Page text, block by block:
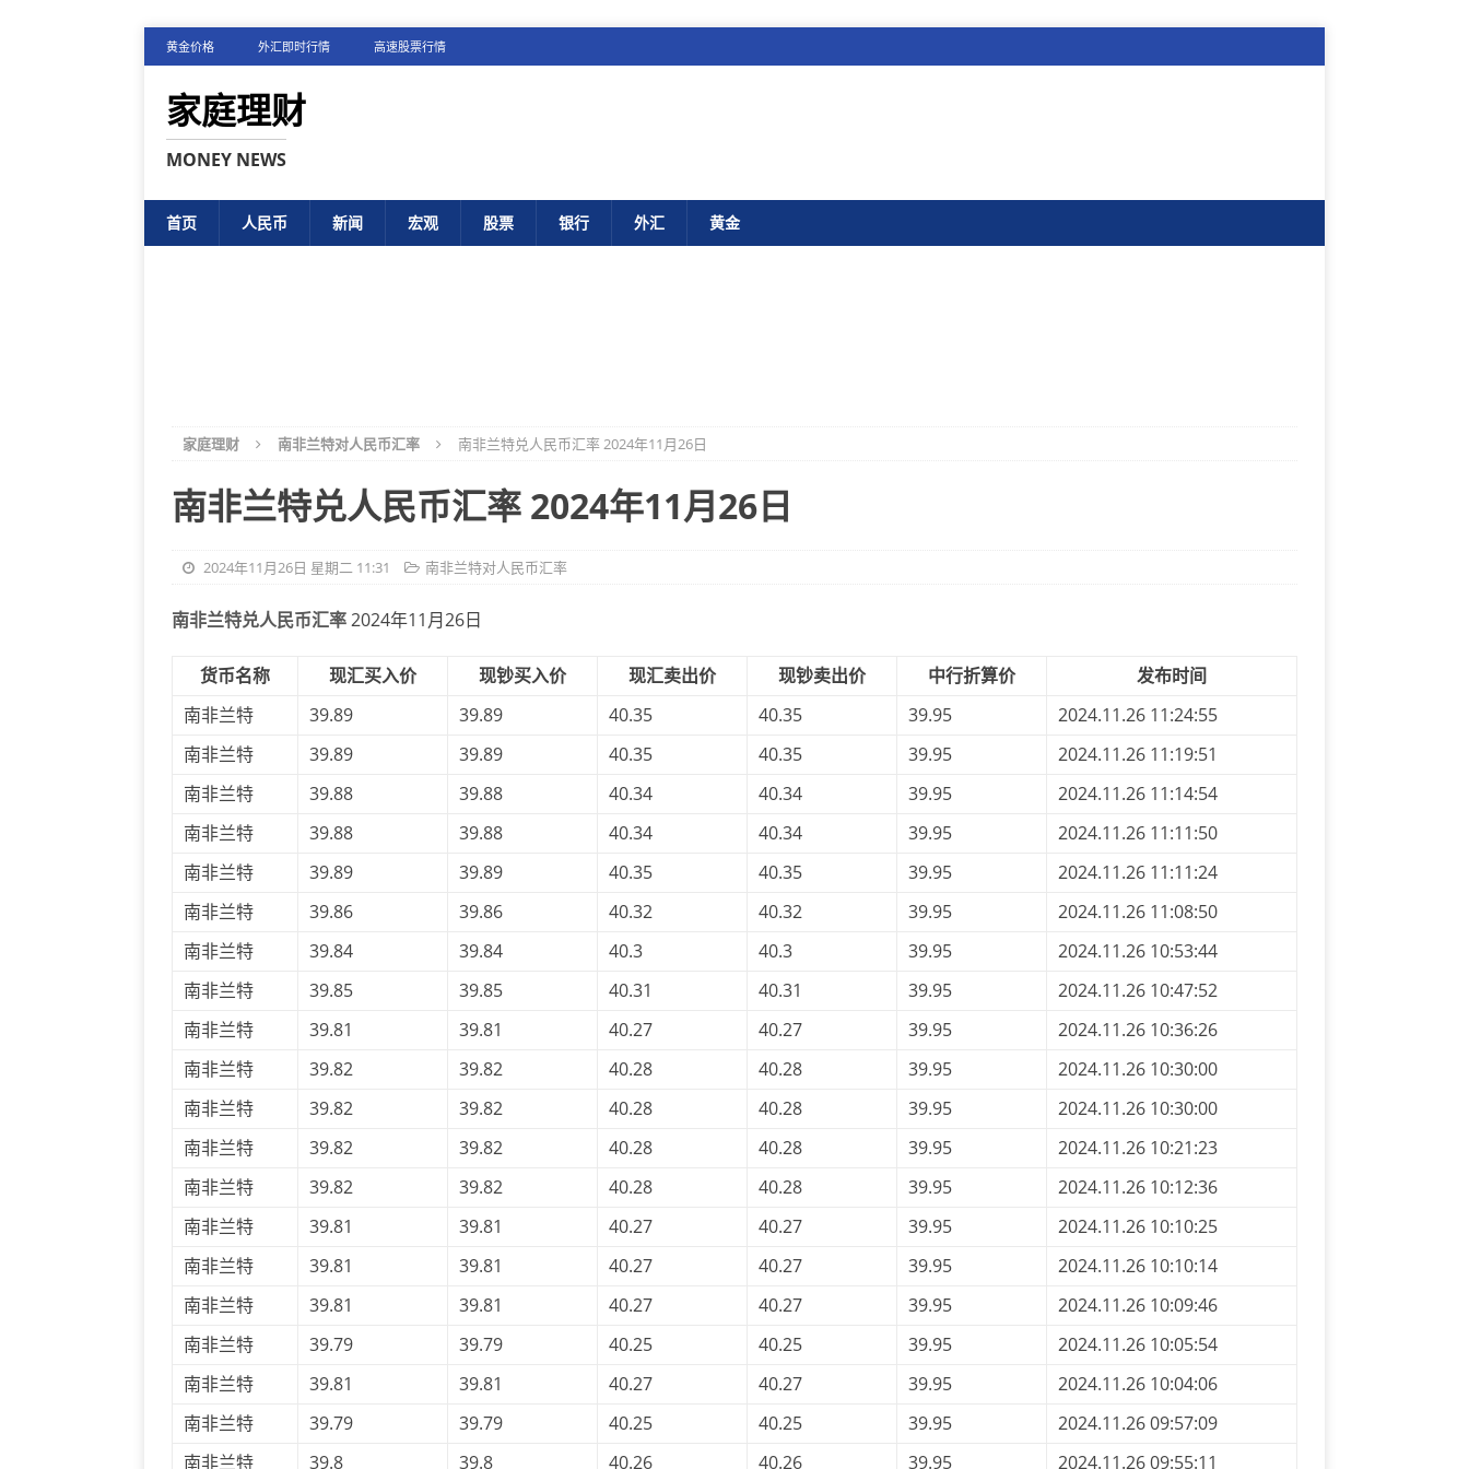
黄金价格 外汇即时行情 高速股票行情
家庭理财
MONEY NEWS
首页 人民币 新闻 宏观 股票 银行 外汇 黄金
家庭理财 南非兰特对人民币汇率 南非兰特兑人民币汇率 2024年11月26日
南非兰特兑人民币汇率 2024年11月26日
2024年11月26日 星期二 11:31 南非兰特对人民币汇率
南非兰特兑人民币汇率2024年11月26日
货币名称 现汇买入价 现钞买入价 现汇卖出价 现钞卖出价 中行折算价
发布时间
南非兰特
39.89 39.89 40.35 40.35 39.95
2024.11.26 11:24:55
南非兰特
39.89 39.89 40.35 40.35 39.95
2024.11.26 11:19:51
南非兰特
39.88 39.88 40.34 40.34 39.95
2024.11.26 11:14:54
南非兰特
39.88 39.88 40.34 40.34 39.95
2024.11.26 11:11:50
南非兰特
39.89 39.89 40.35 40.35 39.95
2024.11.26 11:11:24
南非兰特
39.86 39.86 40.32 40.32 39.95
2024.11.26 11:08:50
南非兰特
39.84 39.84 40.3 40.3 39.95
2024.11.26 10:53:44
南非兰特
39.85 39.85 40.31 40.31 39.95
2024.11.26 10:47:52
南非兰特
39.81 39.81 40.27 40.27 39.95
2024.11.26 10:36:26
南非兰特
39.82 39.82 40.28 40.28 39.95
2024.11.26 10:30:00
南非兰特
39.82 39.82 40.28 40.28 39.95
2024.11.26 10:30:00
南非兰特
39.82 39.82 40.28 40.28 39.95
2024.11.26 10:21:23
南非兰特
39.82 39.82 40.28 40.28 39.95
2024.11.26 10:12:36
南非兰特
39.81 39.81 40.27 40.27 39.95
2024.11.26 10:10:25
南非兰特
39.81 39.81 40.27 40.27 39.95
2024.11.26 10:10:14
南非兰特
39.81 39.81 40.27 40.27 39.95
2024.11.26 10:09:46
南非兰特
39.79 39.79 40.25 40.25 39.95
2024.11.26 10:05:54
南非兰特
39.81 39.81 40.27 40.27 39.95
2024.11.26 10:04:06
南非兰特
39.79 39.79 40.25 40.25 39.95
2024.11.26 09:57:09
南非兰特
39.8 39.8 40.26 40.26 39.95 2024.11.26 09:55:11